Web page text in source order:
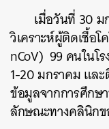
เมื่อวันที่ 30
วิเคราะห์ผู้ติดเชื้อ
nCoV) 99 คนในโ
1-20 มกราคม แล
ข้อมูลจากการศึกษ
ลักษณะทางคลินิกข